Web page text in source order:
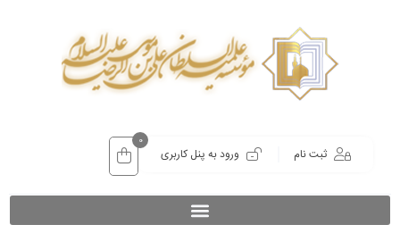
ثبت نام ورود به پنل کاربری
0